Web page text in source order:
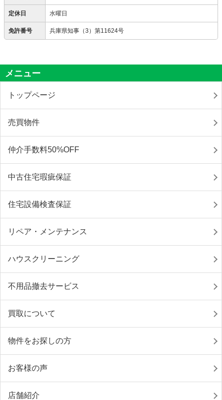
定休日 水曜日
免許番号 兵庫県知事（3）第11624号
メニュー
トップページ
売買物件
仲介手数料50%OFF
中古住宅瑕疵保証
住宅設備検査保証
リペア・メンテナンス
ハウスクリーニング
不用品撤去サービス
買取について
物件をお探しの方
お客様の声
店舗紹介